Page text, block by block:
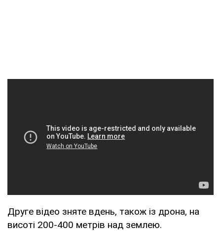
Друге відео зняте вдень, також із дрона, на
висоті 200-400 метрів над землею.